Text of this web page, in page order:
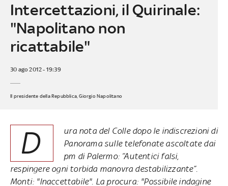
Intercettazioni, il Quirinale:
"Napolitano non
ricattabile"
30 ago 2012 - 19:39
Il presidente della Repubblica, Giorgio Napolitano
D
ura nota del Colle dopo le indiscrezioni di
Panorama sulle telefonate ascoltate dai
pm di Palermo: “Autentici falsi,
respingere ogni torbida manovra destabilizzante”.
Monti: "Inaccettabile". La procura: "Possibile indagine